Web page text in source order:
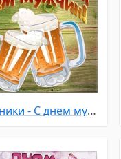
Праздники - С днем мужчин